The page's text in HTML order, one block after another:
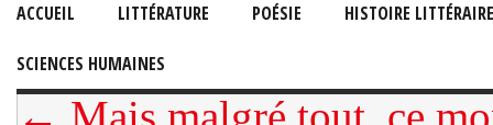
ACCUEIL LITTÉRATURE POÉSIE HISTOIRE LITTÉRAIRE
SCIENCES HUMAINES